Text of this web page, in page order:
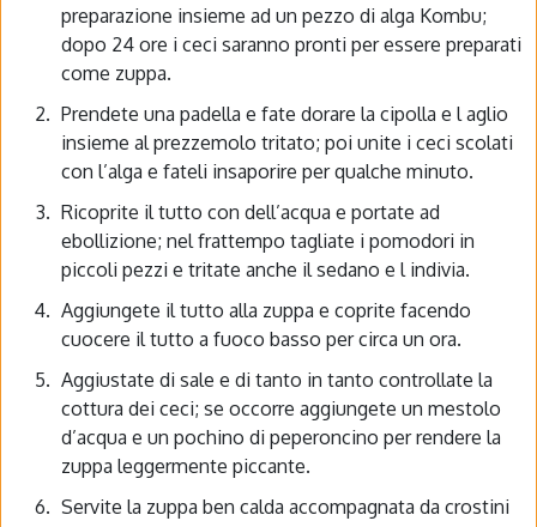
preparazione insieme ad un pezzo di alga Kombu;
dopo 24 ore i ceci saranno pronti per essere preparati
come zuppa.
Prendete una padella e fate dorare la cipolla e l aglio
insieme al prezzemolo tritato; poi unite i ceci scolati
con l’alga e fateli insaporire per qualche minuto.
Ricoprite il tutto con dell’acqua e portate ad
ebollizione; nel frattempo tagliate i pomodori in
piccoli pezzi e tritate anche il sedano e l indivia.
Aggiungete il tutto alla zuppa e coprite facendo
cuocere il tutto a fuoco basso per circa un ora.
Aggiustate di sale e di tanto in tanto controllate la
cottura dei ceci; se occorre aggiungete un mestolo
d’acqua e un pochino di peperoncino per rendere la
zuppa leggermente piccante.
Servite la zuppa ben calda accompagnata da crostini